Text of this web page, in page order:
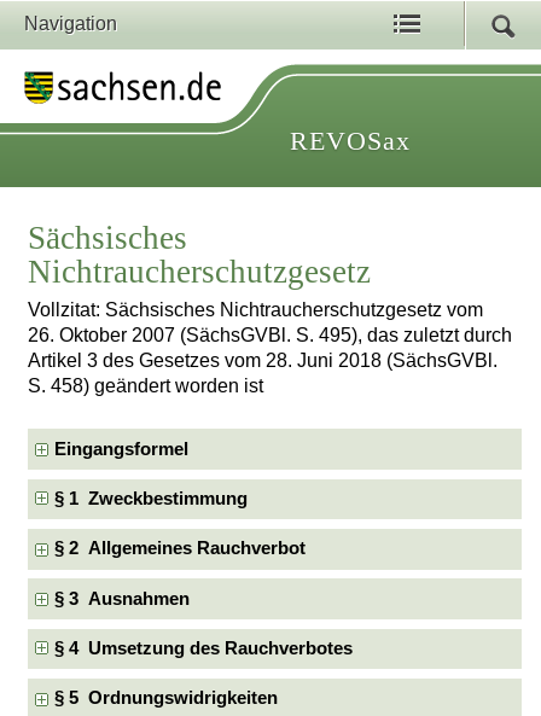
Navigation
REVOSax
Sächsisches
Nichtraucherschutzgesetz
Vollzitat: Sächsisches Nichtraucherschutzgesetz vom
26. Oktober 2007 (SächsGVBl. S. 495), das zuletzt durch
Artikel 3 des Gesetzes vom 28. Juni 2018 (SächsGVBl.
S. 458) geändert worden ist
Eingangsformel
§ 1 Zweckbestimmung
§ 2 Allgemeines Rauchverbot
§ 3 Ausnahmen
§ 4 Umsetzung des Rauchverbotes
§ 5 Ordnungswidrigkeiten